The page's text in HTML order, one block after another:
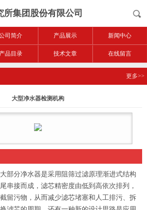
集团股份有限公司
司简介 产品展示 新闻中心
产品目录 技术文章 在线留言
更多>>
大型净水器检测机构
大部分净水器是采用阻筛过滤原理渐进式结构
串接而成，滤芯精密度由低到高依次排列，
留污物，从而减少滤芯堵塞和人工排污、拆